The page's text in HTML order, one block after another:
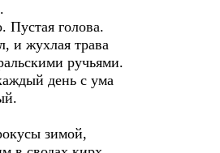
Пустая голова.
и жухлая трава
ручьями.
день с ума
зимой,